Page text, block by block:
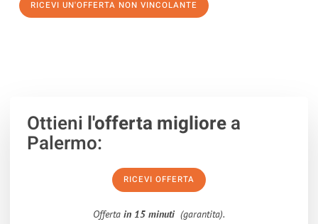
RICEVI UN'OFFERTA NON VINCOLANTE
Ottieni l'offerta migliorea
Palermo:
RICEVI OFFERTA
Offerta in 15 minuti (garantita).